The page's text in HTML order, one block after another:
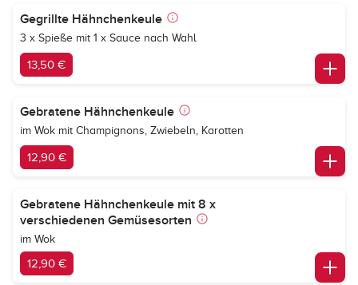
Gegrillte Hähnchenkeule
3 x Spieße mit 1 x Sauce nach Wahl
13,50 €
Gebratene Hähnchenkeule
im Wok mit Champignons, Zwiebeln, Karotten
12,90 €
Gebratene Hähnchenkeule mit 8 x
verschiedenen Gemüsesorten
im Wok
12,90 €